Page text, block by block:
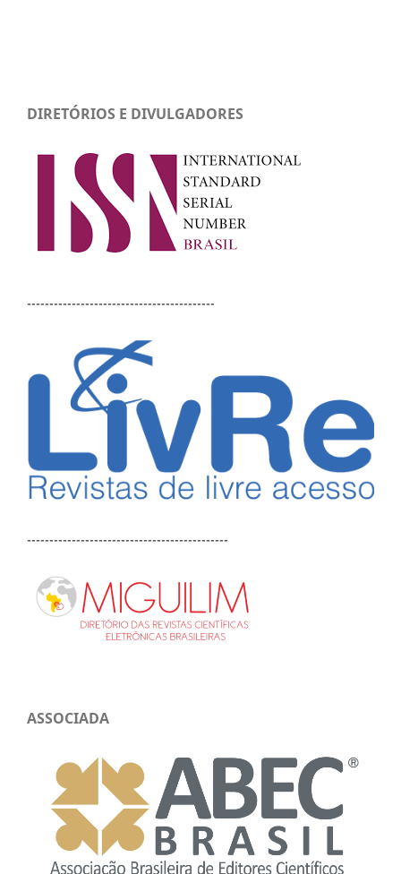
DIRETÓRIOS E DIVULGADORES
------------------------------------------
---------------------------------------------
ASSOCIADA